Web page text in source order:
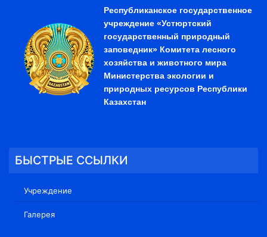
Республиканское государственное
учреждение «Устюртский
государственный природный
заповедник» Комитета лесного
хозяйства и животного мира
Министерства экологии и
природных ресурсов Республики
Казахстан
БЫСТРЫЕ ССЫЛКИ
Учреждение
Галерея